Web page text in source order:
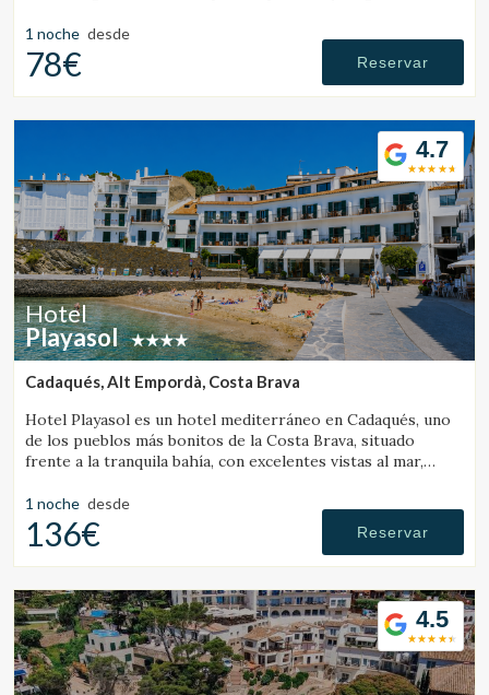
1 noche desde
78€ Reservar
4.7
Hotel
Playasol
Cadaqués, Alt Empordà, Costa Brava
Hotel Playasol es un hotel mediterráneo en Cadaqués, uno
de los pueblos más bonitos de la Costa Brava, situado
frente a la tranquila bahía, con excelentes vistas al mar,
1 noche desde
136€ Reservar
4.5